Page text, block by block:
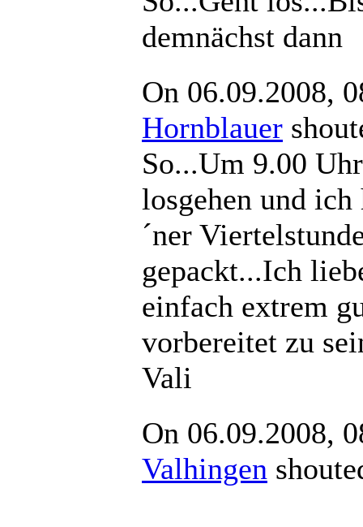
demnächst dann
On 06.09.2008,
Hornblauer
So...Um 9.00
losgehen und ich
´ner
gepackt...Ich
einfach extrem
vorbereitet zu
Vali
On 06.09.2008,
Valhingen